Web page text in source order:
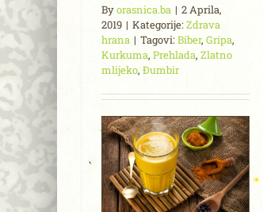
Byorasnica.ba | 2 Aprila,
2019 | Kategorije:Zdrava
hrana | Tagovi:Biber, Gripa,
Kurkuma, Prehlada, Zlatno
mlijeko, Đumbir